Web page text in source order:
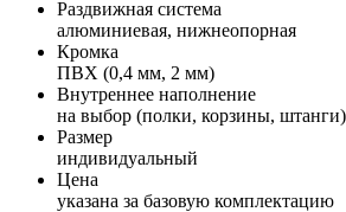
Раздвижная система
алюминиевая, нижнеопорная
Кромка
ПВХ (0,4 мм, 2 мм)
Внутреннее наполнение
на выбор (полки, корзины, штанги)
Размер
индивидуальный
Цена
указана за базовую комплектацию